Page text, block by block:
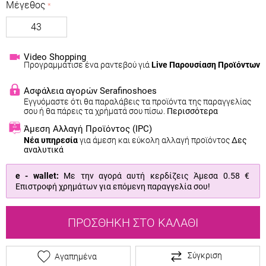
Μέγεθος
43
Video Shopping
Προγραμμάτισε ένα ραντεβού γιά Live Παρουσίαση Προϊόντων
Ασφάλεια αγορών Serafinoshoes
Εγγυόμαστε ότι θα παραλάβεις τα προϊόντα της παραγγελίας
σου ή θα πάρεις τα χρήματά σου πίσω. Περισσότερα
Άμεση Αλλαγή Προϊόντος (IPC)
Νέα υπηρεσίαγια άμεση και εύκολη αλλαγή προϊόντοςΔες
αναλυτικά
e - wallet: Με την αγορά αυτή κερδίζεις Άμεσα 0.58 €
Επιστροφή χρημάτων για επόμενη παραγγελία σου!
ΠΡΟΣΘΉΚΗ ΣΤΟ ΚΑΛΆΘΙ
Αγαπημένα Σύγκριση